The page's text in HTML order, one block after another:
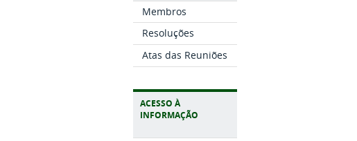
Membros
Resoluções
Atas das Reuniões
ACESSO À
INFORMAÇÃO